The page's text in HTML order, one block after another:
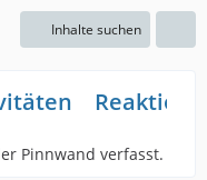
Inhalte suchen
Pinnwand verfasst.